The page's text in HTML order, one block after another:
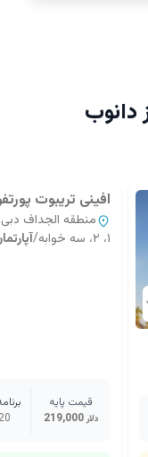
دانوب
افینی تريبوت
منطقه الجداف دبی
۱، ۲، سه خوابه
/
قیمت پایه
219,000دلار